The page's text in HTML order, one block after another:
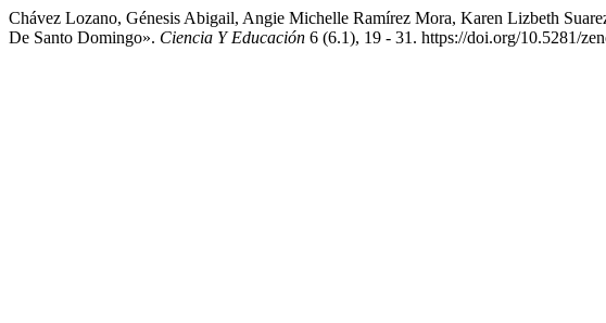
Chávez Lozano, Génesis Abigail, Angie Michelle Ramírez Mora, Karen Lizbeth
De Santo Domingo». Ciencia Y Educación 6 (6.1), 19 - 31. https://doi.org/10.5281/